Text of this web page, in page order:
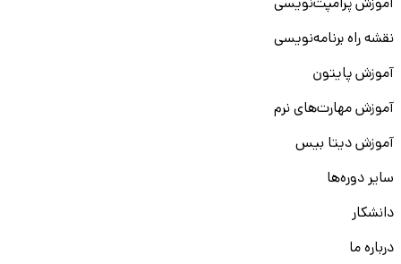
آموزش پرامپت‌نویسی
نقشه راه برنامه‌نویسی
آموزش پایتون
آموزش مهارت‌های نرم
آموزش دیتا بیس
سایر دوره‌ها
دانشکار
درباره ما